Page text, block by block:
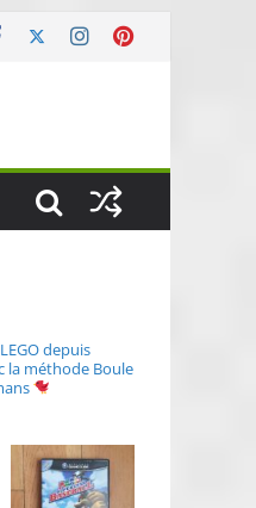
depuis
la méthode Boule